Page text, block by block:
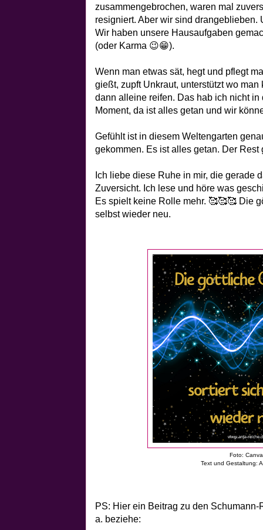
zusammengebrochen, waren mal
resigniert. Aber wir sind drangeblieben.
Wir haben unsere Hausaufgaben
(oder Karma 😉😁).
Wenn man etwas sät, hegt und pflegt
gießt, zupft Unkraut, unterstützt wo
dann alleine reifen. Das hab ich nicht in
Moment, da ist alles getan und wir
Gefühlt ist in diesem Weltengarten
gekommen. Es ist alles getan. Der Rest
Ich liebe diese Ruhe in mir, die gerade
Zuversicht. Ich lese und höre was
Es spielt keine Rolle mehr. 🥰🥰🥰 Die
selbst wieder neu.
Foto: Canva
Text und Gestaltung:
PS: Hier ein Beitrag zu den
a. beziehe: